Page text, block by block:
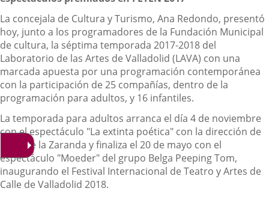
La concejala de Cultura y Turismo, Ana Redondo, presentó
hoy, junto a los programadores de la Fundación Municipal
de cultura, la séptima temporada 2017-2018 del
Laboratorio de las Artes de Valladolid (LAVA) con una
marcada apuesta por una programación contemporánea
con la participación de 25 compañías, dentro de la
programación para adultos, y 16 infantiles.
La temporada para adultos arranca el día 4 de noviembre
con el espectáculo "La extinta poética" con la dirección de
Paco de la Zaranda y finaliza el 20 de mayo con el
espectáculo "Moeder" del grupo Belga Peeping Tom,
inaugurando el Festival Internacional de Teatro y Artes de
Calle de Valladolid 2018.